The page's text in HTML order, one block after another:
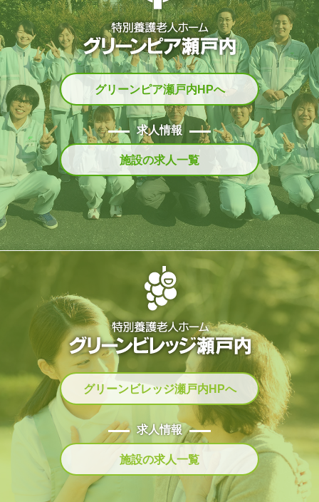
グリーンピア瀬戸内HPへ
求人情報
施設の求人一覧
グリーンビレッジ瀬戸内HPへ
求人情報
施設の求人一覧